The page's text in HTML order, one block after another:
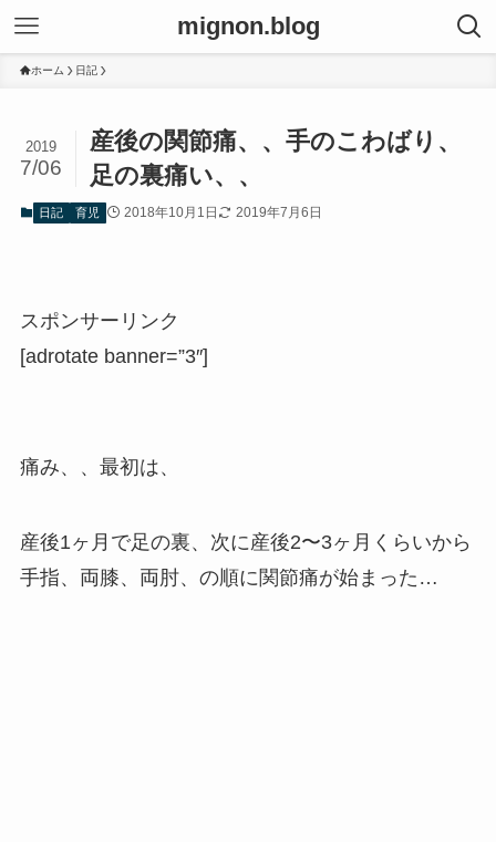
mignon.blog
ホーム 日記
産後の関節痛、、手のこわばり、
足の裏痛い、、
2019
7/06
日記 育児 2018年10月1日 2019年7月6日
スポンサーリンク
[adrotate banner=”3″]
痛み、、最初は、
産後1ヶ月で足の裏、次に産後2〜3ヶ月くらいから
手指、両膝、両肘、の順に関節痛が始まった…